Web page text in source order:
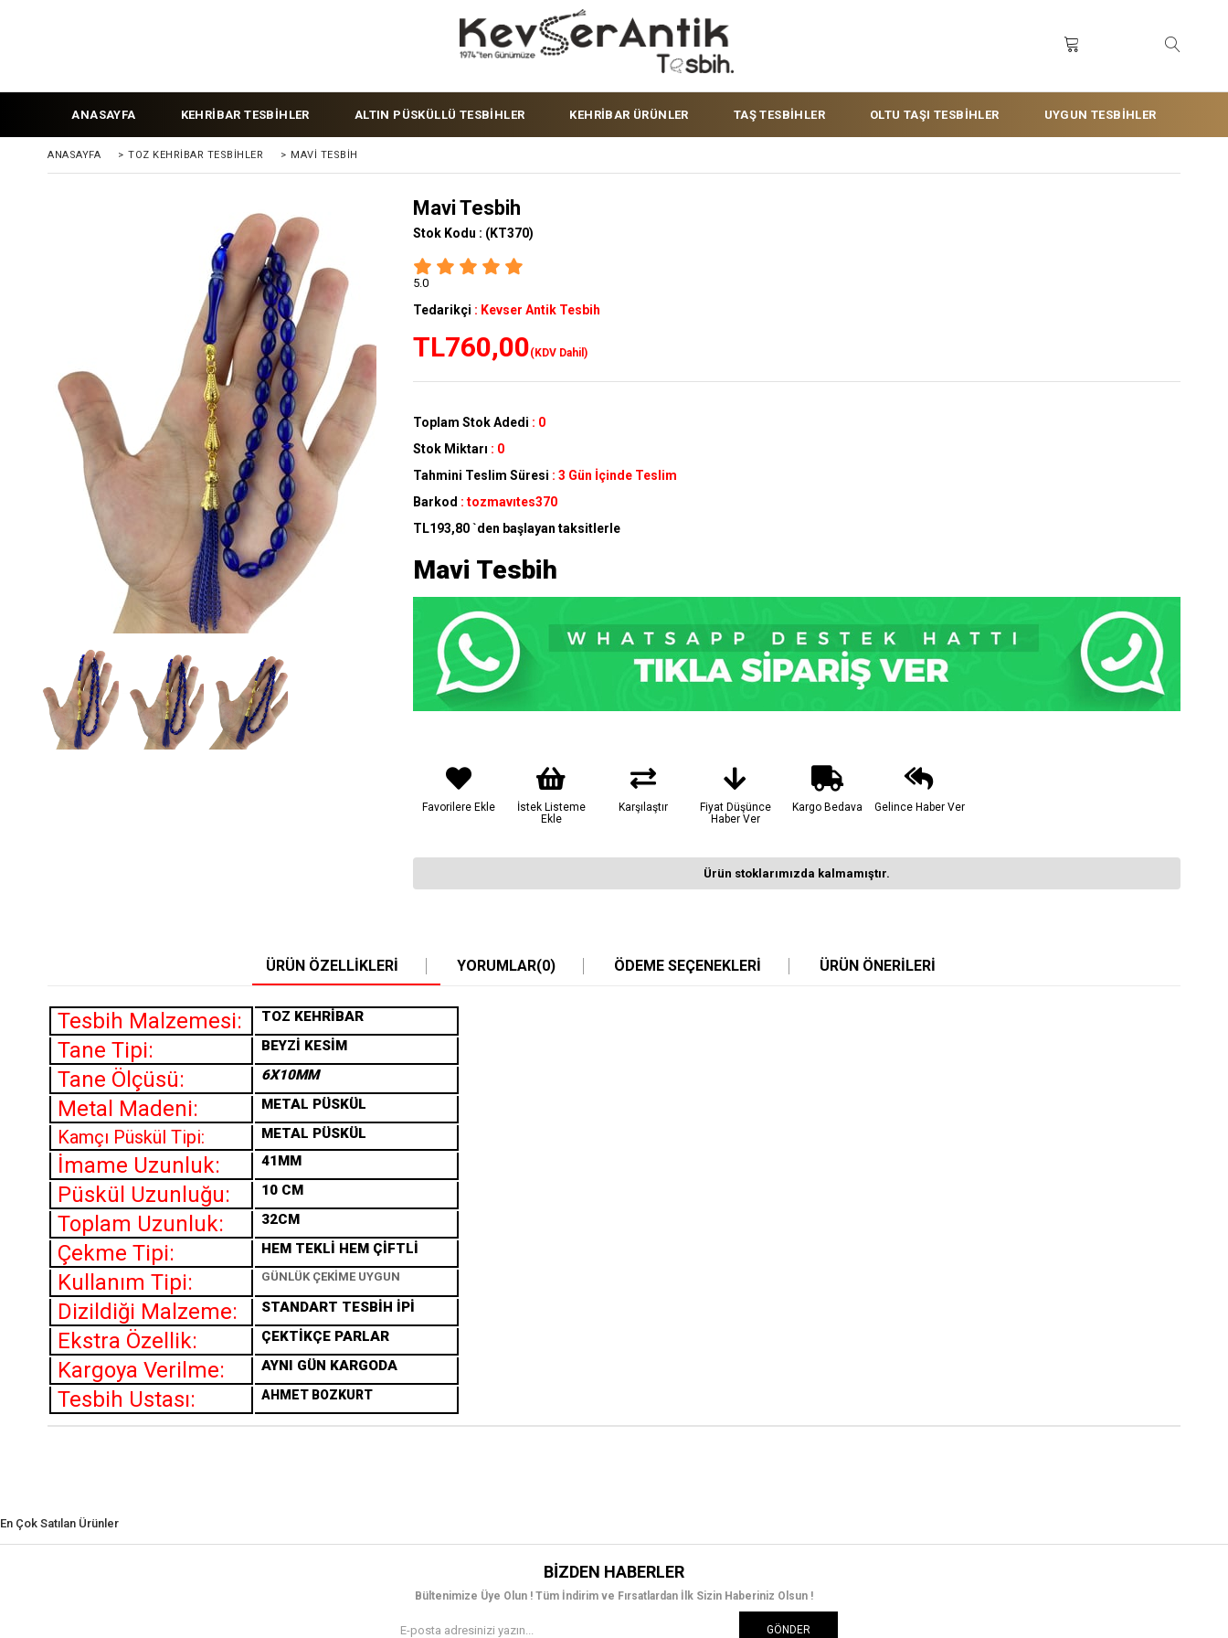
ANASAYFA KEHRİBAR TESBİHLER ALTIN PÜSKÜLLÜ TESBİHLER KEHRİBAR ÜRÜNLER TAŞ TESBİHLER OLTU TAŞI TESBİHLER UYGUN TESBİHLER
ANASAYFA > TOZ KEHRIBAR TESBIHLER > MAVI TESBIH
Mavi Tesbih
Stok Kodu : (KT370)
5.0
Tedarikçi : Kevser Antik Tesbih
TL760,00(KDV Dahil)
Toplam Stok Adedi : 0
Stok Miktarı : 0
Tahmini Teslim Süresi : 3 Gün İçinde Teslim
Barkod : tozmavıtes370
TL193,80`den başlayan taksitlerle
Mavi Tesbih
Favorilere Ekle
İstek Listeme
Ekle
Karşılaştır
Fiyat Düşünce
Haber Ver
Kargo Bedava Gelince Haber Ver
Ürün stoklarımızda kalmamıştır.
ÜRÜN ÖZELLIKLERI YORUMLAR(0) ÖDEME SEÇENEKLERI ÜRÜN ÖNERILERI
Tesbih Malzemesi: TOZ KEHRİBAR
Tane Tipi: BEYZİ KESİM
Tane Ölçüsü: 6X10MM
Metal Madeni: METAL PÜSKÜL
Kamçı Püskül Tipi: METAL PÜSKÜL
İmame Uzunluk: 41MM
Püskül Uzunluğu: 10 CM
Toplam Uzunluk: 32CM
Çekme Tipi: HEM TEKLİ HEM ÇİFTLİ
Kullanım Tipi: GÜNLÜK ÇEKİME UYGUN
Dizildiği Malzeme: STANDART TESBİH İPİ
Ekstra Özellik: ÇEKTİKÇE PARLAR
Kargoya Verilme: AYNI GÜN KARGODA
Tesbih Ustası: AHMET BOZKURT
En Çok Satılan Ürünler
BIZDEN HABERLER
Bültenimize Üye Olun ! Tüm İndirim ve Fırsatlardan İlk Sizin Haberiniz Olsun !
GÖNDER